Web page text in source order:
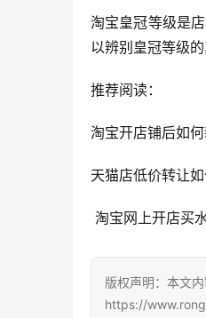
淘宝皇冠等级是
以辨别皇冠等级的
推荐阅读：
淘宝开店铺后如
天猫店低价转让
淘宝网上开店买
版权声明：本文
https://